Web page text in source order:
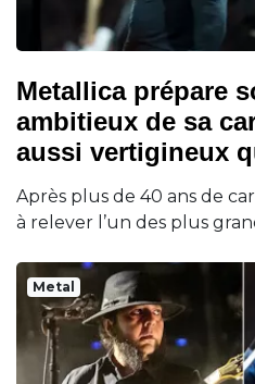
Metallica prépare
ambitieux de sa
aussi vertigineux
Après plus de 40 ans de
à relever l’un des plus
Metal